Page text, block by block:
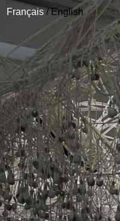
Français / English